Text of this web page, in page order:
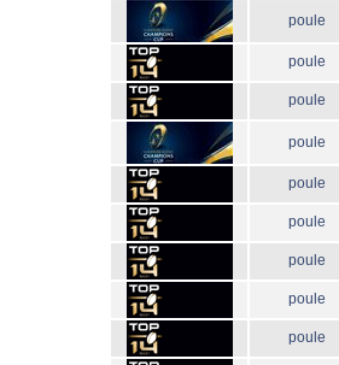
poule
poule
poule
poule
poule
poule
poule
poule
poule